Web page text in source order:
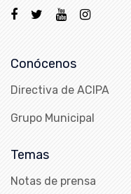
Conócenos
Directiva de ACIPA
Grupo Municipal
Temas
Notas de prensa